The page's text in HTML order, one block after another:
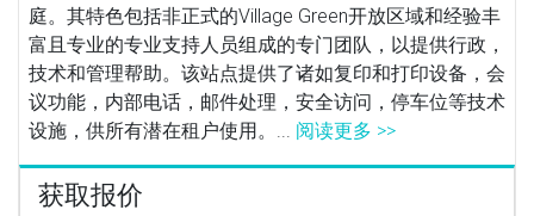
庭。其特色包括非正式的Village Green开放区域和经验丰
富且专业的专业支持人员组成的专门团队，以提供行政，
技术和管理帮助。该站点提供了诸如复印和打印设备，会
议功能，内部电话，邮件处理，安全访问，停车位等技术
设施，供所有潜在租户使用。... 阅读更多 >>
获取报价